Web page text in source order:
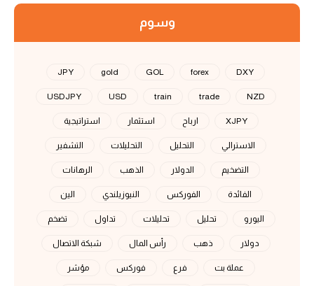
وسوم
DXY
forex
GOL
gold
JPY
NZD
trade
train
USD
USDJPY
XJPY ارباح استثمار استراتيجية
الاسترالي التحليل التحليلات التشفير
التضخيم الدولار الذهب الرهانات
الفائدة الفوركس النيوزيلندي الين
اليورو تحليل تحليلات تداول تضخم
دولار ذهب رأس المال شبكة الاتصال
عملة بت فرع فوركس مؤشر